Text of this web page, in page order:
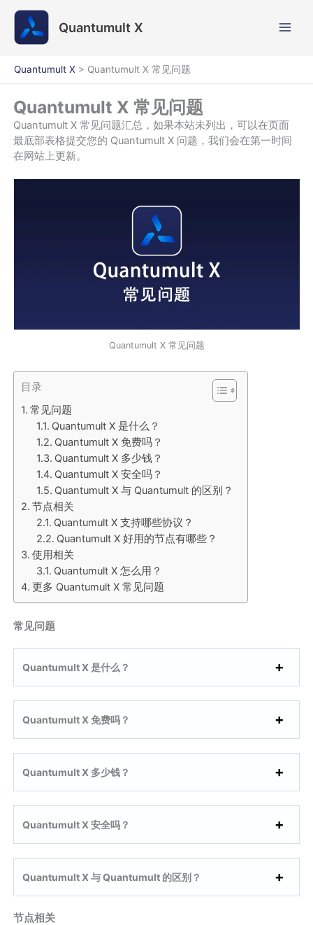
Quantumult X
Quantumult X > Quantumult X 常见问题
Quantumult X 常见问题
Quantumult X 常见问题汇总，如果本站未列出，可以在页面
最底部表格提交您的 Quantumult X 问题，我们会在第一时间
在网站上更新。
Quantumult X 常见问题
目录
常见问题
Quantumult X 是什么？
Quantumult X 免费吗？
Quantumult X 多少钱？
Quantumult X 安全吗？
Quantumult X 与 Quantumult 的区别？
节点相关
Quantumult X 支持哪些协议？
Quantumult X 好用的节点有哪些？
使用相关
Quantumult X 怎么用？
更多 Quantumult X 常见问题
常见问题
Quantumult X 是什么？
Quantumult X 免费吗？
Quantumult X 多少钱？
Quantumult X 安全吗？
Quantumult X 与 Quantumult 的区别？
节点相关